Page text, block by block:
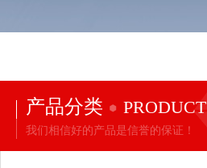
产品分类 PRODUCT
我们相信好的产品是信誉的保证！